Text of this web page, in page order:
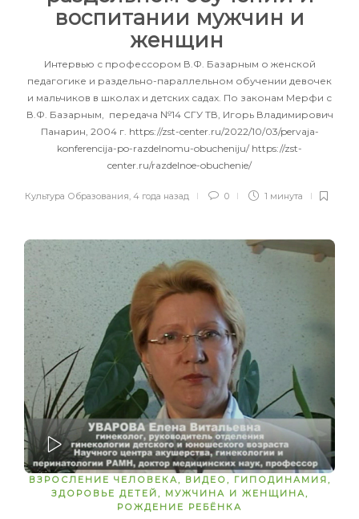
воспитании мужчин и
женщин
Интервью с профессором В.Ф. Базарным о женской
педагогике и раздельно-параллельном обучении девочек
и мальчиков в школах и детских садах. По законам Мерфи с
В.Ф. Базарным, передача №14 СГУ ТВ, Игорь Владимирович
Панарин, 2004 г. https://zst-center.ru/2022/10/03/pervaja-
konferencija-po-razdelnomu-obucheniju/ https://zst-
center.ru/razdelnoe-obuchenie/
Культура Образования, 4 года назад 0 1 минута
ЗАПУСТИТЬ
ВЗРОСЛЕНИЕ ЧЕЛОВЕКА, ВИДЕО, ГИПОДИНАМИЯ,
ЗДОРОВЬЕ ДЕТЕЙ, МУЖЧИНА И ЖЕНЩИНА,
РОЖДЕНИЕ РЕБЁНКА